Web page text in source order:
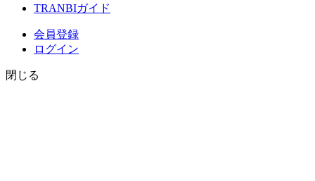
TRANBIガイド
会員登録
ログイン
閉じる